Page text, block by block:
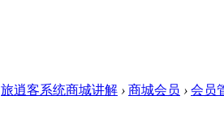
旅逍客系统商城讲解 › 商城会员 › 会员